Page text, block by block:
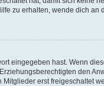
zu erhalten, wende dich an
eingegeben hast. Wenn
den
erst freigeschaltet